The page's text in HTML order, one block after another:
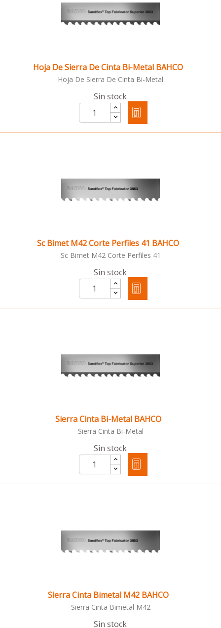
Hoja De Sierra De Cinta Bi-Metal BAHCO
Hoja De Sierra De Cinta Bi-Metal
Sin stock
Sc Bimet M42 Corte Perfiles 41 BAHCO
Sc Bimet M42 Corte Perfiles 41
Sin stock
Sierra Cinta Bi-Metal BAHCO
Sierra Cinta Bi-Metal
Sin stock
Sierra Cinta Bimetal M42 BAHCO
Sierra Cinta Bimetal M42
Sin stock